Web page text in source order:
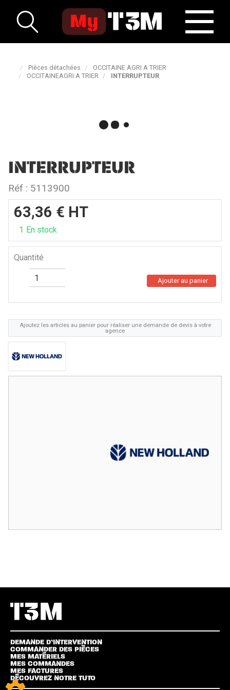
Pièces détachées
OCCITAINE AGRI A TRIER
OCCITAINEAGRI A TRIER
INTERRUPTEUR
INTERRUPTEUR
Réf : 5113900
Ajoutez les articles au panier pour réaliser une demande de devis à votre
agence
63,36 € HT
1 En stock
Quantité
Ajouter au panier
DEMANDE D’INTERVENTION
COMMANDER DES PIÈCES
MES MATÉRIELS
MES COMMANDES
MES FACTURES
DÉCOUVREZ NOTRE TUTO